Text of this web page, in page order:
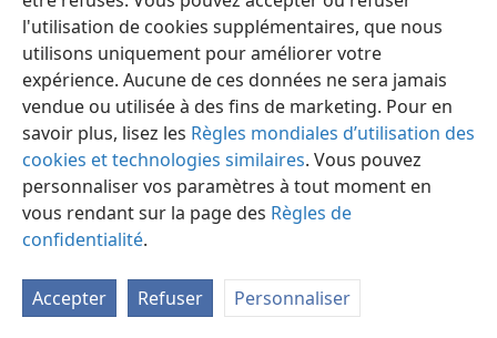
l'utilisation de cookies supplémentaires, que nous
utilisons uniquement pour améliorer votre
expérience. Aucune de ces données ne sera jamais
vendue ou utilisée à des fins de marketing. Pour en
savoir plus, lisez les Règles mondiales d’utilisation des
cookies et technologies similaires. Vous pouvez
personnaliser vos paramètres à tout moment en
vous rendant sur la page des Règles de
confidentialité.
Accepter Refuser Personnaliser
Français Partager Préférences
Copyright © 2026 Watch Tower Bible and Tract Society of Pennsylvania
Conditions d’utilisation
Règles de confidentialité
Paramètres de confidentialité
JW.ORG Se connecter